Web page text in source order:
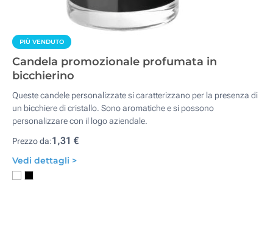
PIÙ VENDUTO
Candela promozionale profumata in
bicchierino
Queste candele personalizzate si caratterizzano per la presenza di
un bicchiere di cristallo. Sono aromatiche e si possono
personalizzare con il logo aziendale.
Prezzo da:1,31 €
Vedi dettagli >